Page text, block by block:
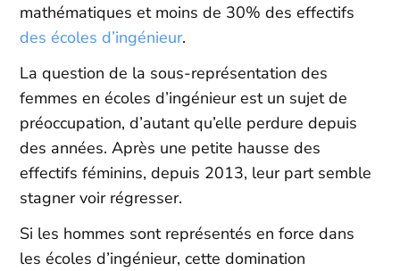
mathématiques et moins de 30% des effectifs
des écoles d’ingénieur.
La question de la sous-représentation des
femmes en écoles d’ingénieur est un sujet de
préoccupation, d’autant qu’elle perdure depuis
des années. Après une petite hausse des
effectifs féminins, depuis 2013, leur part semble
stagner voir régresser.
Si les hommes sont représentés en force dans
les écoles d’ingénieur, cette domination